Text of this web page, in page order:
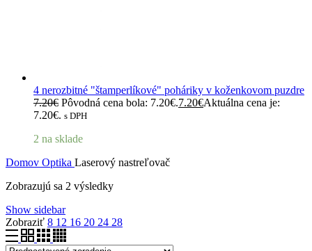
4 nerozbitné "štamperlíkové" poháriky v koženkovom puzdre
7.20€ Pôvodná cena bola: 7.20€.7.20€Aktuálna cena je:
7.20€. s DPH
2 na sklade
Domov Optika Laserový nastreľovač
Zobrazujú sa 2 výsledky
Show sidebar
Zobraziť 8 12 16 20 24 28